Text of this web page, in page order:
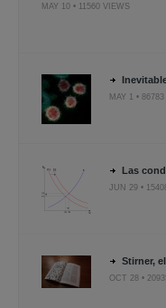
MAY 10 • 11560 VIEWS
MAY 1 •
Las
JUN 29 •
Stirner,
OCT 28 •